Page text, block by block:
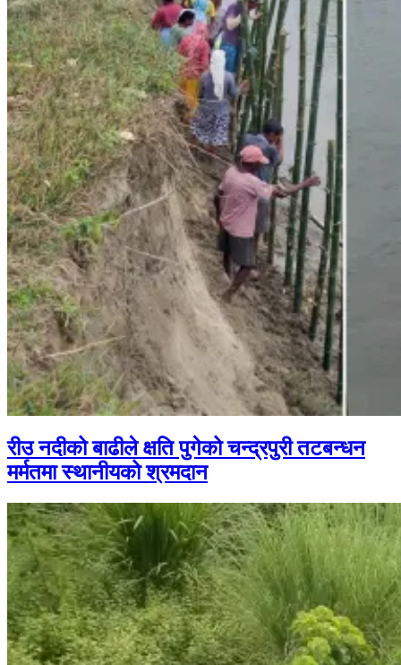
रीउ नदीको बाढीले क्षति पुगेको चन्द्रपुरी तटबन्धन
मर्मतमा स्थानीयको श्रमदान